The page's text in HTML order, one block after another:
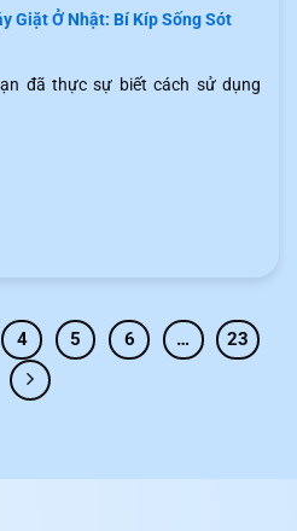
Giặt Ở Nhật: Bí Kíp Sống Sót
đã thực sự biết cách sử dụng
4 5 6 … 23